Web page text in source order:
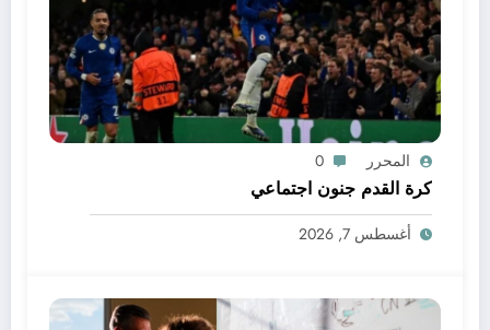
المحرر 0
كرة القدم جنون اجتماعي
أغسطس 7, 2026